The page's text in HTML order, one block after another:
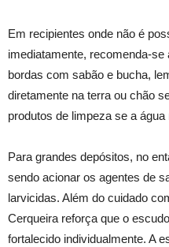
Em recipientes onde não é
imediatamente, recomenda-
bordas com sabão e bucha,
diretamente na terra ou chão
produtos de limpeza se a
Para grandes depósitos, no
sendo acionar os agentes de
larvicidas. Além do cuidado
Cerqueira reforça que o
fortalecido individualmente. A